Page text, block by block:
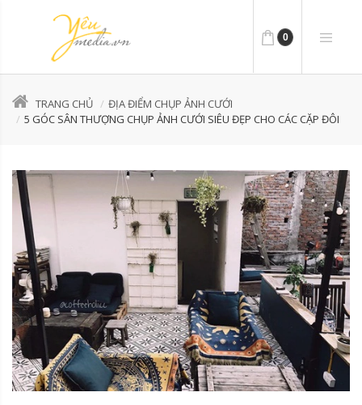
0
TRANG CHỦ
ĐỊA ĐIỂM CHỤP ẢNH CƯỚI
5 GÓC SÂN THƯỢNG CHỤP ẢNH CƯỚI SIÊU ĐẸP CHO CÁC CẶP ĐÔI